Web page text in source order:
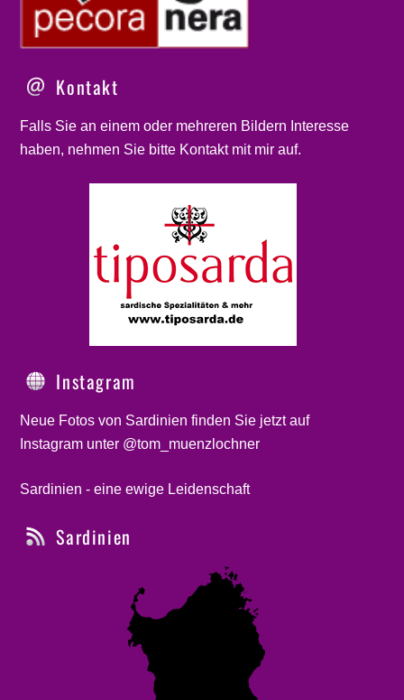
Kontakt
Falls Sie an einem oder mehreren Bildern Interesse
haben, nehmen Sie bitte Kontaktmit mir auf.
Instagram
Neue Fotos von Sardinien finden Sie jetzt auf
Instagram unter @tom_muenzlochner
Sardinien - eine ewige Leidenschaft
Sardinien